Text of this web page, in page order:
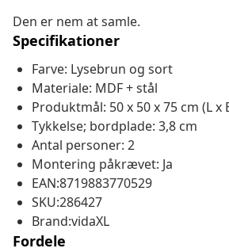
Den er nem at samle.
Specifikationer
Farve: Lysebrun og sort
Materiale: MDF + stål
Produktmål: 50 x 50 x 75 cm (L x
Tykkelse; bordplade: 3,8 cm
Antal personer: 2
Montering påkrævet: Ja
EAN:8719883770529
SKU:286427
Brand:vidaXL
Fordele